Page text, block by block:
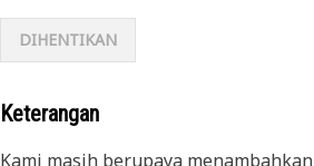
DIHENTIKAN
Keterangan
Kami masih berupaya